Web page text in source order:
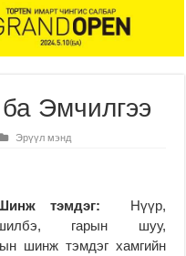
Эмчилгээ
Эрүүл мэнд
тэмдэг: Нүүр,
гарын шуу,
шинж тэмдэг хамгийн